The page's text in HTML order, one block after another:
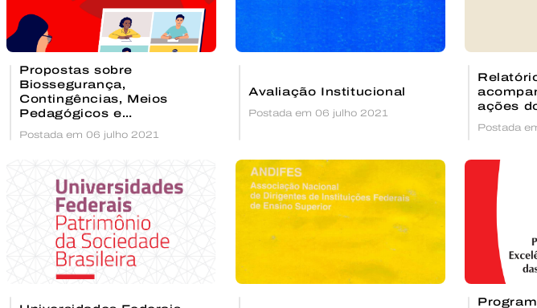
Propostas sobre
Biossegurança,
Contingências, Meios
Pedagógicos e
Infraestruturas para as
atividades de ensino,
decorrentes da Pandemia
Postada em 06 julho 2021
Avaliação Institucional
Postada em 06 julho 2021
ações
Postada